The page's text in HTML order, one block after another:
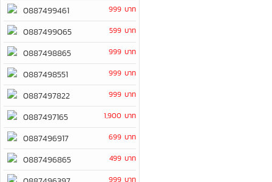
0887499461 999 บาท
0887499065 599 บาท
0887498865 999 บาท
0887498551 999 บาท
0887497822 999 บาท
0887497165 1,900 บาท
0887496917 699 บาท
0887496865 499 บาท
999 บาท